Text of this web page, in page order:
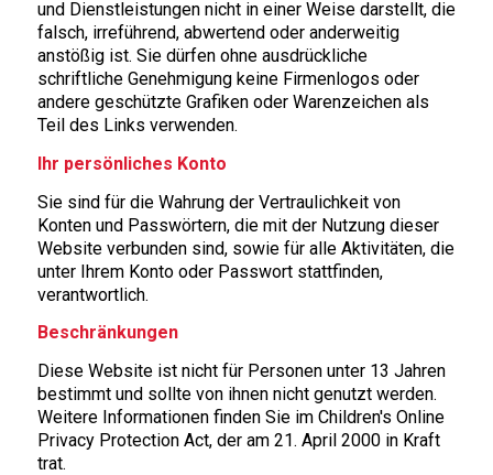
und Dienstleistungen nicht in einer Weise darstellt, die
falsch, irreführend, abwertend oder anderweitig
anstößig ist. Sie dürfen ohne ausdrückliche
schriftliche Genehmigung keine Firmenlogos oder
andere geschützte Grafiken oder Warenzeichen als
Teil des Links verwenden.
Ihr persönliches Konto
Sie sind für die Wahrung der Vertraulichkeit von
Konten und Passwörtern, die mit der Nutzung dieser
Website verbunden sind, sowie für alle Aktivitäten, die
unter Ihrem Konto oder Passwort stattfinden,
verantwortlich.
Beschränkungen
Diese Website ist nicht für Personen unter 13 Jahren
bestimmt und sollte von ihnen nicht genutzt werden.
Weitere Informationen finden Sie im Children's Online
Privacy Protection Act, der am 21. April 2000 in Kraft
trat.